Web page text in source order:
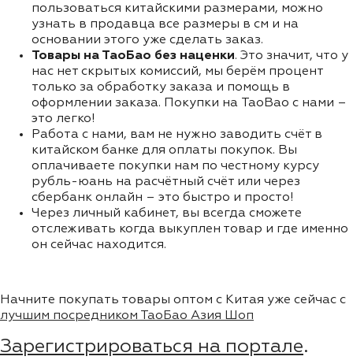
пользоваться китайскими размерами, можно
узнать в продавца все размеры в см и на
основании этого уже сделать заказ.
Товары на ТаоБао без наценки. Это значит, что у
нас нет скрытых комиссий, мы берём процент
только за обработку заказа и помощь в
оформлении заказа. Покупки на TaoBao с нами –
это легко!
Работа с нами, вам не нужно заводить счёт в
китайском банке для оплаты покупок. Вы
оплачиваете покупки нам по честному курсу
рубль-юань на расчётный счёт или через
сбербанк онлайн – это быстро и просто!
Через личный кабинет, вы всегда сможете
отслеживать когда выкуплен товар и где именно
он сейчас находится.
Начните покупать товары оптом с Китая уже сейчас с
лучшим посредником ТаоБао Азия Шоп
Зарегистрироваться на портале.